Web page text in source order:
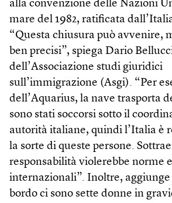
alla convenzione delle Nazioni
mare del 1982, ratificata
“Questa chiusura può avvenire,
ben precisi”, spiega Dario
dell’Associazione studi giuridici
sull’immigrazione (Asgi). “Per
dell’Aquarius, la nave trasporta
sono stati soccorsi sotto il
autorità italiane, quindi l’Italia è
la sorte di queste persone.
responsabilità violerebbe norme
internazionali”. Inoltre, aggiunge
bordo ci sono sette donne in